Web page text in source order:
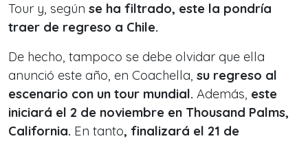
Tour y, según se ha filtrado, este la pondría
traer de regreso a Chile.
De hecho, tampoco se debe olvidar que ella
anunció este año, en Coachella, su regreso al
escenario con un tour mundial. Además, este
iniciará el 2 de noviembre en Thousand Palms,
California. En tanto, finalizará el 21 de